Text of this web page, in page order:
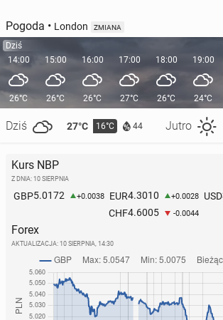
Pogoda • London ZMIANA
Dziś
14:00
26°C
Dziś 27°C 16°C 44 Jutro
15:00
26°C
16:00
26°C
17:00
27°C
18:00
26°C
19:00
24°C
Kurs NBP
Z DNIA: 10 SIERPNIA
GBP5.0172 +0.0038 EUR4.3010 +0.0028 USD
CHF4.6005 -0.0044
Forex
AKTUALIZACJA: 10 SIERPNIA, 14:30